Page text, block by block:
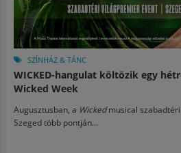
SZÍNHÁZ & TÁNC
WICKED-hangulat költözik egy
Wicked Week
Augusztusban, a Wickedmusical
Szeged több pontján...